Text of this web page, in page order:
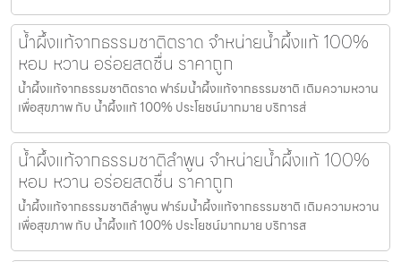
น้ำผึ้งแท้จากธรรมชาติตราด จำหน่ายน้ำผึ้งแท้ 100%
หอม หวาน อร่อยสดชื่น ราคาถูก
น้ำผึ้งแท้จากธรรมชาติตราด ฟาร์มน้ำผึ้งแท้จากธรรมชาติ เติมความหวาน
เพื่อสุขภาพ กับ น้ำผึ้งแท้ 100% ประโยชน์มากมาย บริการส่
น้ำผึ้งแท้จากธรรมชาติลำพูน จำหน่ายน้ำผึ้งแท้ 100%
หอม หวาน อร่อยสดชื่น ราคาถูก
น้ำผึ้งแท้จากธรรมชาติลำพูน ฟาร์มน้ำผึ้งแท้จากธรรมชาติ เติมความหวาน
เพื่อสุขภาพ กับ น้ำผึ้งแท้ 100% ประโยชน์มากมาย บริการส